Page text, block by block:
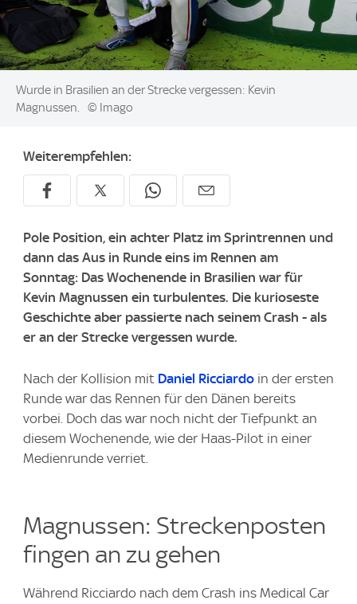
Image:
Wurde in Brasilien an der Strecke vergessen: Kevin
Magnussen.
© Imago
Weiterempfehlen:
Pole Position, ein achter Platz im Sprintrennen und
dann das Aus in Runde eins im Rennen am
Sonntag: Das Wochenende in Brasilien war für
Kevin Magnussen ein turbulentes. Die kurioseste
Geschichte aber passierte nach seinem Crash - als
er an der Strecke vergessen wurde.
Nach der Kollision mit Daniel Ricciardo in der ersten
Runde war das Rennen für den Dänen bereits
vorbei. Doch das war noch nicht der Tiefpunkt an
diesem Wochenende, wie der Haas-Pilot in einer
Medienrunde verriet.
Magnussen: Streckenposten
fingen an zu gehen
Während Ricciardo nach dem Crash ins Medical Car